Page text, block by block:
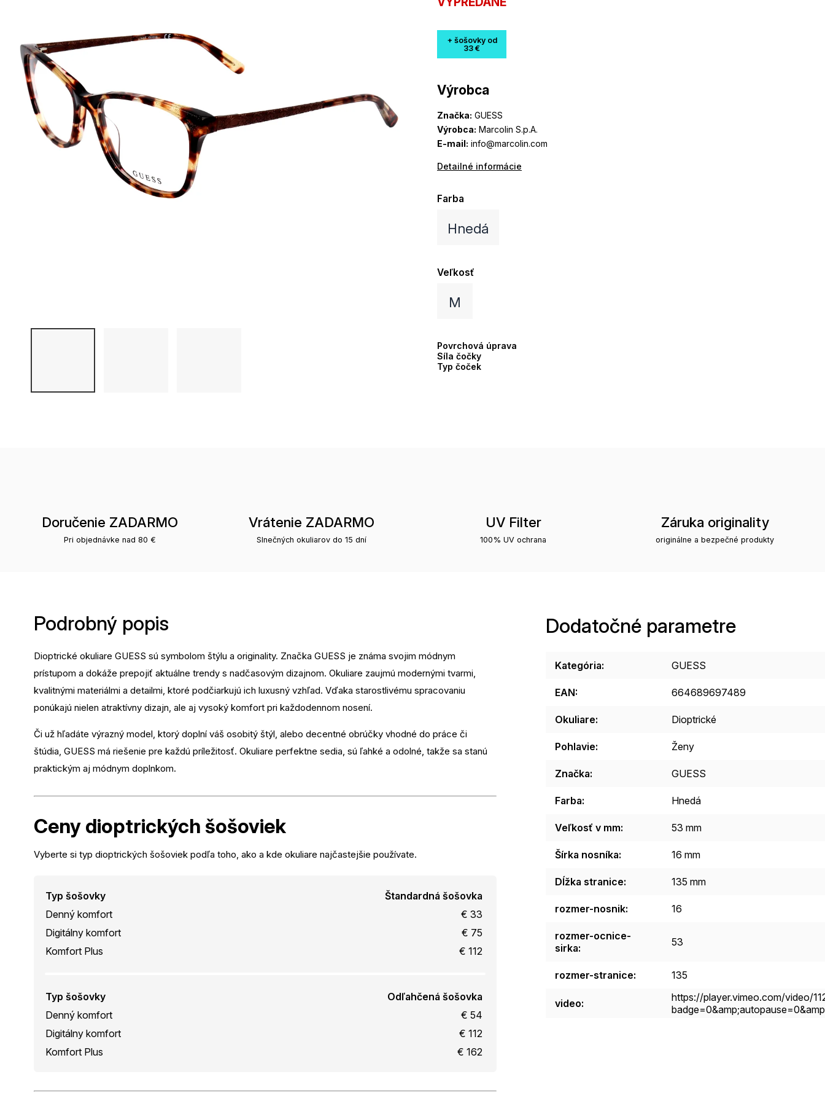
Výrobca
Značka: GUESS
Výrobca: Marcolin S.p.A.
E-mail: info@marcolin.com
Detailné informácie
+ šošovky od
33 €
Farba
Hnedá
Veľkosť
M
Povrchová úprava
Síla čočky
Typ čoček
Doručenie ZADARMO
Pri objednávke nad 80 €
Vrátenie ZADARMO
Slnečných okuliarov do 15 dní
UV Filter
100% UV ochrana
Záruka originality
originálne a bezpečné produkty
Podrobný popis
Dioptrické okuliare GUESS sú symbolom štýlu a originality. Značka GUESS je známa svojim módnym
prístupom a dokáže prepojiť aktuálne trendy s nadčasovým dizajnom. Okuliare zaujmú modernými tvarmi,
kvalitnými materiálmi a detailmi, ktoré podčiarkujú ich luxusný vzhľad. Vďaka starostlivému spracovaniu
ponúkajú nielen atraktívny dizajn, ale aj vysoký komfort pri každodennom nosení.
Či už hľadáte výrazný model, ktorý doplní váš osobitý štýl, alebo decentné obrúčky vhodné do práce či
štúdia, GUESS má riešenie pre každú príležitosť. Okuliare perfektne sedia, sú ľahké a odolné, takže sa stanú
praktickým aj módnym doplnkom.
Ceny dioptrických šošoviek
Vyberte si typ dioptrických šošoviek podľa toho, ako a kde okuliare najčastejšie používate.
Typ šošovky
Štandardná šošovka
Denný komfort
€ 33
Digitálny komfort
€ 75
Komfort Plus
€ 112
Typ šošovky
Odľahčená šošovka
Denný komfort
€ 54
Digitálny komfort
€ 112
Komfort Plus
€ 162
Dodatočné parametre
Kategória: GUESS
EAN: 664689697489
Okuliare: Dioptrické
Pohlavie: Ženy
Značka: GUESS
Farba: Hnedá
Veľkosť v mm: 53 mm
Šírka nosníka: 16 mm
Dĺžka stranice: 135 mm
rozmer-nosnik: 16
rozmer-ocnice-
sirka: 53
rozmer-stranice: 135
video:
https://player.vimeo.com/video/